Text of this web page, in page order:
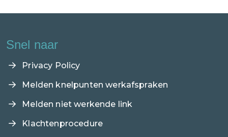
Snel naar
Privacy Policy
Melden knelpunten werkafspraken
Melden niet werkende link
Klachtenprocedure